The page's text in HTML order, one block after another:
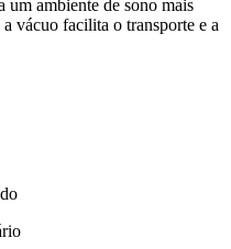
um ambiente de sono mais
vácuo facilita o transporte e a